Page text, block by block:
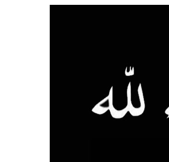
للهلال الأحمر السعودي
بحق صيدلي للإساءة لمواطن